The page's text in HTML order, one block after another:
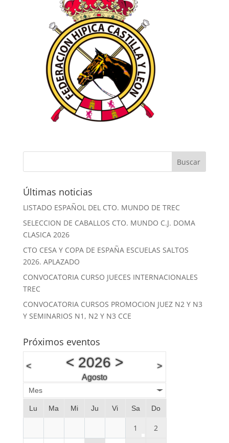
Últimas noticias
LISTADO ESPAÑOL DEL CTO. MUNDO DE TREC
SELECCION DE CABALLOS CTO. MUNDO C.J. DOMA
CLASICA 2026
CTO CESA Y COPA DE ESPAÑA ESCUELAS SALTOS
2026. APLAZADO
CONVOCATORIA CURSO JUECES INTERNACIONALES
TREC
CONVOCATORIA CURSOS PROMOCION JUEZ N2 Y N3
Y SEMINARIOS N1, N2 Y N3 CCE
Próximos eventos
< < 2026>
Agosto
>
Mes
Lu Ma Mi Ju Vi Sa Do
1 2